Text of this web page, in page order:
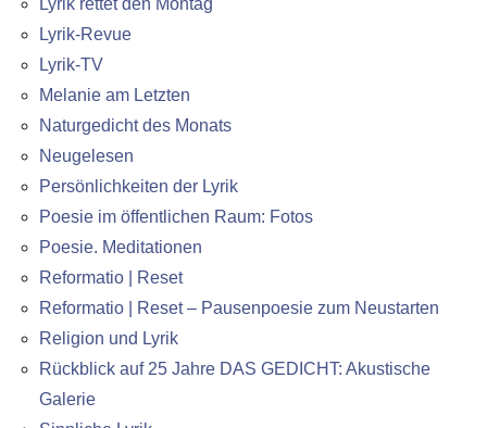
Lyrik-Revue
Lyrik-TV
Melanie am Letzten
Naturgedicht des Monats
Neugelesen
Persönlichkeiten der Lyrik
Poesie im öffentlichen Raum: Fotos
Poesie. Meditationen
Reformatio | Reset
Reformatio | Reset – Pausenpoesie zum Neustarten
Religion und Lyrik
Rückblick auf 25 Jahre DAS GEDICHT: Akustische
Galerie